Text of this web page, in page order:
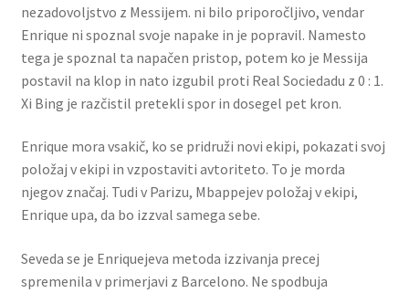
nezadovoljstvo z Messijem. ni bilo priporočljivo, vendar
Enrique ni spoznal svoje napake in je popravil. Namesto
tega je spoznal ta napačen pristop, potem ko je Messija
postavil na klop in nato izgubil proti Real Sociedadu z 0 : 1.
Xi Bing je razčistil pretekli spor in dosegel pet kron.
Enrique mora vsakič, ko se pridruži novi ekipi, pokazati svoj
položaj v ekipi in vzpostaviti avtoriteto. To je morda
njegov značaj. Tudi v Parizu, Mbappejev položaj v ekipi,
Enrique upa, da bo izzval samega sebe.
Seveda se je Enriquejeva metoda izzivanja precej
spremenila v primerjavi z Barcelono. Ne spodbuja